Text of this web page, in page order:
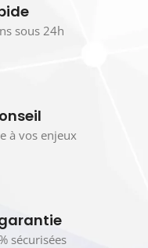
sous 24h
à vos enjeux
sécurisées